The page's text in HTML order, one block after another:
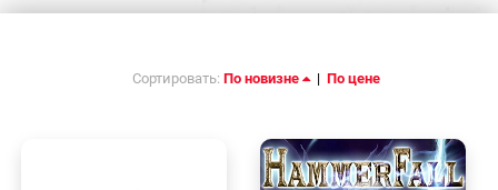
Сортировать: По новизне | По цене